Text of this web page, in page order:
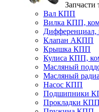
Запчасти
Вал КПП
Вилка КПП,
Клапан АКПП
Крышка КПП
Кулиса КПП,
Масляный
Масляный
Насос КПП
Подшипники
Прокладки КПП